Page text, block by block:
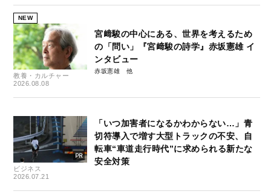
NEW
教養・カルチャー
2026.08.08
宮﨑駿の中心にある、世界を考えるため
の「問い」『宮﨑駿の詩学』赤坂憲雄 イ
ンタビュー
赤坂憲雄
ビジネス
2026.07.21
「いつ加害者になるかわからない…」青
切符導入で増す大型トラックの不安、自
転車“車道走行時代”に求められる新たな
安全対策